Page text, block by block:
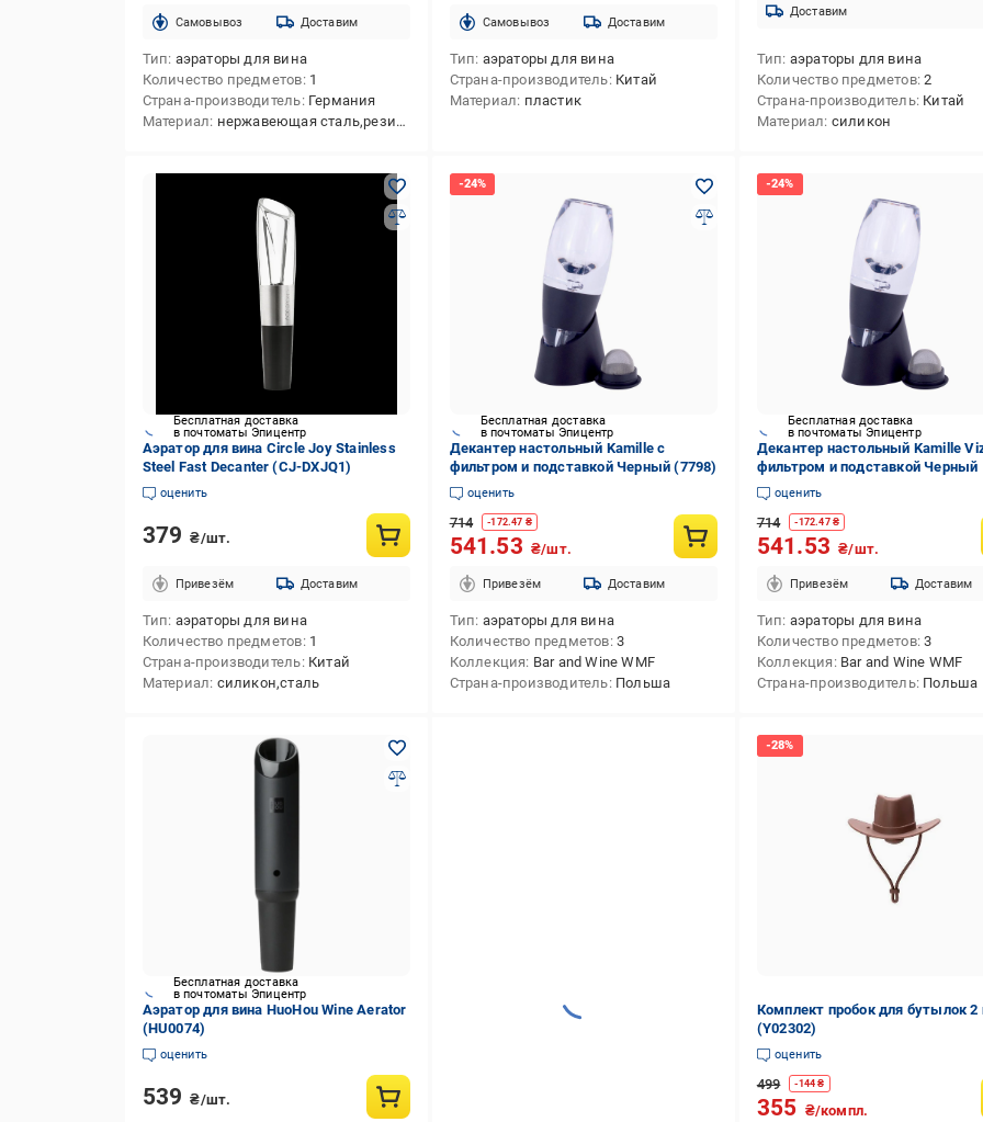
Cамовывоз Доставим
Тип аэраторы для вина
Количество предметов 1
Страна-производитель Германия
Материал нержавеющая сталь,резина
Cамовывоз Доставим
Тип аэраторы для вина
Страна-производитель Китай
Материал пластик
Доставим
Тип аэраторы для вина
Количество предметов 2
Страна-производитель Китай
Материал силикон
Бесплатная доставка
в почтоматы Эпицентр
Аэратор для вина Circle Joy Stainless
Steel Fast Decanter (CJ-DXJQ1)
оценить
379 ₴/шт.
Привезём Доставим
Тип аэраторы для вина
Количество предметов 1
Страна-производитель Китай
Материал силикон,сталь
Бесплатная доставка
в почтоматы Эпицентр
Декантер настольный Kamille с
фильтром и подставкой Черный (7798)
оценить
714 -172.47 ₴
541.53 ₴/шт.
Привезём Доставим
Тип аэраторы для вина
Количество предметов 3
Коллекция Bar and Wine WMF
Страна-производитель Польша
Бесплатная доставка
в почтоматы Эпицентр
Декантер настольный Kamille
фильтром и подставкой Черный
оценить
714 -172.47₴
541.53 ₴/шт.
Привезём Доставим
Тип аэраторы для вина
Количество предметов 3
Коллекция Bar and Wine WMF
Страна-производитель Польша
Бесплатная доставка
в почтоматы Эпицентр
Аэратор для вина HuoHou Wine Aerator
(HU0074)
оценить
539 ₴/шт.
Комплект пробок для бутылок 2
(Y02302)
оценить
499 -144 ₴
355 ₴/компл.